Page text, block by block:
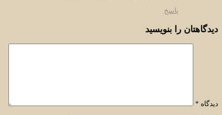
پاسخ
دیدگاهتان را بنویسید
دیدگاه *